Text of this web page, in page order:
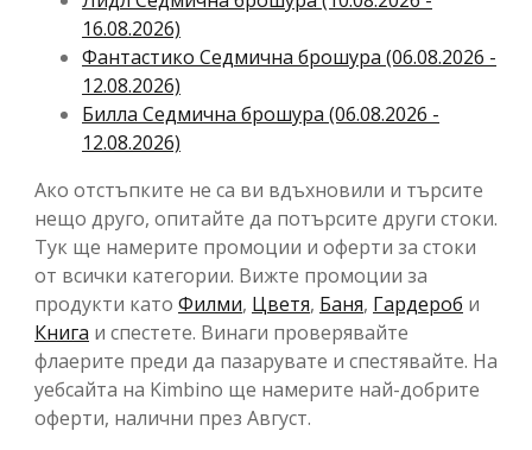
16.08.2026)
Фантастико Cедмична брошура (06.08.2026 -
12.08.2026)
Билла Cедмична брошура (06.08.2026 -
12.08.2026)
Ако отстъпките не са ви вдъхновили и търсите
нещо друго, опитайте да потърсите други стоки.
Тук ще намерите промоции и оферти за стоки
от всички категории. Вижте промоции за
продукти като Филми, Цветя, Баня, Гардероб и
Книга и спестете. Винаги проверявайте
флаерите преди да пазарувате и спестявайте. На
уебсайта на Kimbino ще намерите най-добрите
оферти, налични през Август.